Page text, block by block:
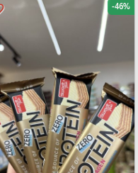
-46%